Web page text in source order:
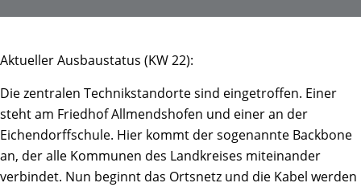
Aktueller Ausbaustatus (KW 22):
Die zentralen Technikstandorte sind eingetroffen. Einer
steht am Friedhof Allmendshofen und einer an der
Eichendorffschule. Hier kommt der sogenannte Backbone
an, der alle Kommunen des Landkreises miteinander
verbindet. Nun beginnt das Ortsnetz und die Kabel werden